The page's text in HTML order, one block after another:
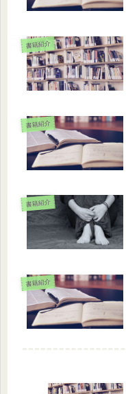
書籍紹介
書籍紹介
書籍紹介
書籍紹介